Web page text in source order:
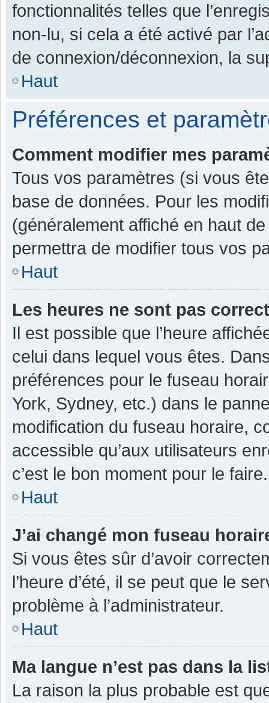
fonctionnalités telles que
non-lu, si cela a été activé par
de connexion/déconnexion, la
Haut
Préférences et
Comment modifier mes
Tous vos paramètres (si vous
base de données. Pour les
(généralement affiché en haut
permettra de modifier tous vos
Haut
Les heures ne sont pas
Il est possible que l’heure
celui dans lequel vous êtes.
préférences pour le fuseau
York, Sydney, etc.) dans le
modification du fuseau horaire,
accessible qu’aux utilisateurs
c’est le bon moment pour le faire.
Haut
J’ai changé mon fuseau
Si vous êtes sûr d’avoir
l’heure d’été, il se peut que le
problème à l’administrateur.
Haut
Ma langue n’est pas dans la
La raison la plus probable est